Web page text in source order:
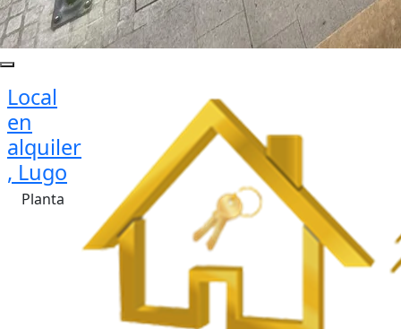
Local
en
alquiler
, Lugo
Planta